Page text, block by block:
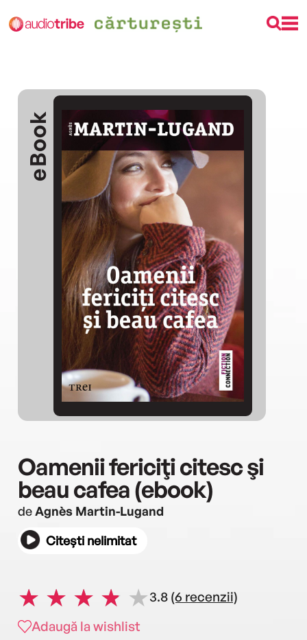
eBook
Oamenii fericiţi citesc şi
beau cafea (ebook)
deAgnès Martin-Lugand
Citești nelimitat
3.8 (6 recenzii)
Adaugă la wishlist